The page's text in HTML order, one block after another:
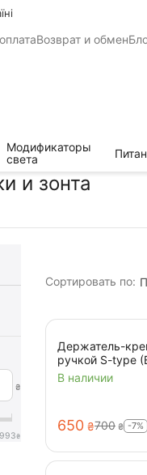
Возврат и обмен
Модификаторы
света
и зонта
Сортировать по:
Держатель-
ручкой S-type
вспышек и
В наличии
‍650‍ ₴‍700‍ ₴ -7%
₴
₴